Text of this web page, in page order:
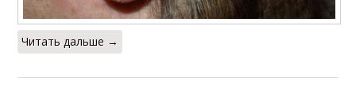
Читать дальше →